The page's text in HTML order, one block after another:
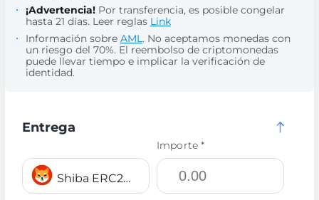
¡Advertencia!Por transferencia, es posible congelar
hasta 21 días. Leer reglas Link
Información sobre AML. No aceptamos monedas con
un riesgo del 70%. El reembolso de criptomonedas
puede llevar tiempo e implicar la verificación de
identidad.
Entrega
Shiba ERC20 SHIB
Importe *